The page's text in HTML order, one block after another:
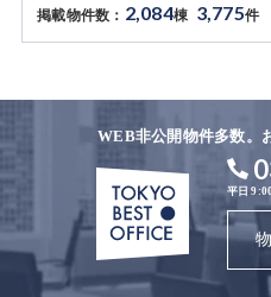
掲載物件数： 2,084棟 3,775件
WEB非公開物件多数。
平日